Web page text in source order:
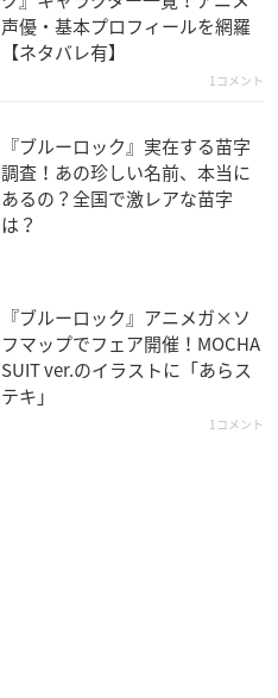
声優・基本プロフィールを網羅
【ネタバレ有】
1コメント
『ブルーロック』実在する苗字
調査！あの珍しい名前、本当に
あるの？全国で激レアな苗字
は？
『ブルーロック』アニメガ×ソ
フマップでフェア開催！MOCHA
SUIT ver.のイラストに「あらス
テキ」
1コメント